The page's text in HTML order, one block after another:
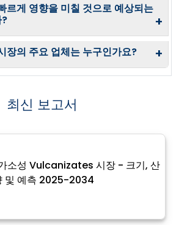
르게 영향을 미칠 것으로 예상되는
+
장의 주요 업체는 누구인가요? +
최신 보고서
소성 Vulcanizates 시장 - 크기, 산
및 예측 2025-2034